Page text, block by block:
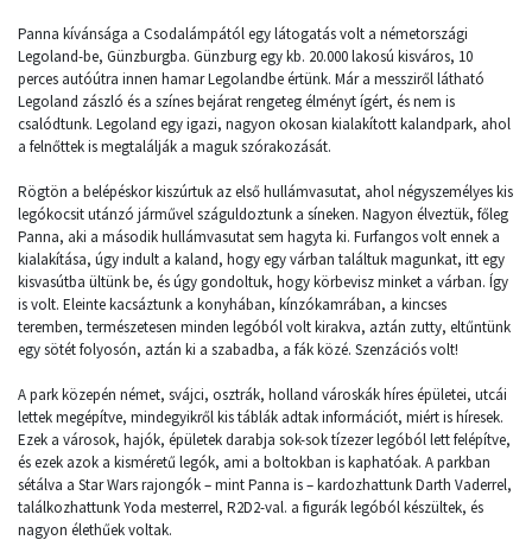
Panna kívánsága a Csodalámpától egy látogatás volt a németországi
Legoland-be, Günzburgba. Günzburg egy kb. 20.000 lakosú kisváros, 10
perces autóútra innen hamar Legolandbe értünk. Már a messziről látható
Legoland zászló és a színes bejárat rengeteg élményt ígért, és nem is
csalódtunk. Legoland egy igazi, nagyon okosan kialakított kalandpark, ahol
a felnőttek is megtalálják a maguk szórakozását.
Rögtön a belépéskor kiszúrtuk az első hullámvasutat, ahol négyszemélyes kis
legókocsit utánzó járművel száguldoztunk a síneken. Nagyon élveztük, főleg
Panna, aki a második hullámvasutat sem hagyta ki. Furfangos volt ennek a
kialakítása, úgy indult a kaland, hogy egy várban találtuk magunkat, itt egy
kisvasútba ültünk be, és úgy gondoltuk, hogy körbevisz minket a várban. Így
is volt. Eleinte kacsáztunk a konyhában, kínzókamrában, a kincses
teremben, természetesen minden legóból volt kirakva, aztán zutty, eltűntünk
egy sötét folyosón, aztán ki a szabadba, a fák közé. Szenzációs volt!
A park közepén német, svájci, osztrák, holland városkák híres épületei, utcái
lettek megépítve, mindegyikről kis táblák adtak információt, miért is híresek.
Ezek a városok, hajók, épületek darabja sok-sok tízezer legóból lett felépítve,
és ezek azok a kisméretű legók, ami a boltokban is kaphatóak. A parkban
sétálva a Star Wars rajongók – mint Panna is – kardozhattunk Darth Vaderrel,
találkozhattunk Yoda mesterrel, R2D2-val. a figurák legóból készültek, és
nagyon élethűek voltak.